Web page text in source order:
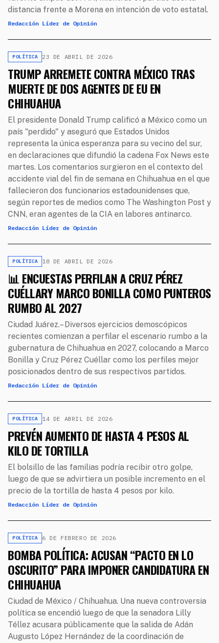
distancia frente a Morena en intención de voto estatal.
Redacción Líder de Opinión
POLÍTICA 23 DE ABRIL DE 2026
TRUMP ARREMETE CONTRA MÉXICO TRAS
MUERTE DE DOS AGENTES DE EU EN
CHIHUAHUA
El presidente Donald Trump calificó a México como un
país "perdido" y aseguró que Estados Unidos
representa la única esperanza para su vecino del sur,
en declaraciones que difundió la cadena Fox News este
martes. Los comentarios surgieron en el contexto del
accidente vial del fin de semana en Chihuahua en el que
fallecieron dos funcionarios estadounidenses que,
según reportes de medios como The Washington Post y
CNN, eran agentes de la CIA en labores antinarco.
Redacción Líder de Opinión
POLÍTICA 18 DE ABRIL DE 2026
📊 ENCUESTAS PERFILAN A CRUZ PÉREZ
CUÉLLARY MARCO BONILLA COMO PUNTEROS
RUMBO AL 2027
Ciudad Juárez.– Diversos ejercicios demoscópicos
recientes comienzan a perfilar el escenario rumbo a la
gubernatura de Chihuahua en 2027, colocando a Marco
Bonilla y Cruz Pérez Cuéllar como los perfiles mejor
posicionados dentro de sus respectivos partidos.
Redacción Líder de Opinión
POLÍTICA 14 DE ABRIL DE 2026
PREVÉN AUMENTO DE HASTA 4 PESOS AL
KILO DE TORTILLA
El bolsillo de las familias podría recibir otro golpe,
luego de que se advirtiera un posible incremento en el
precio de la tortilla de hasta 4 pesos por kilo.
Redacción Líder de Opinión
POLÍTICA 6 DE FEBRERO DE 2026
BOMBA POLÍTICA: ACUSAN “PACTO EN LO
OSCURITO” PARA IMPONER CANDIDATURA EN
CHIHUAHUA
Ciudad de México / Chihuahua. Una nueva controversia
política se encendió luego de que la senadora Lilly
Téllez acusara públicamente que la salida de Adán
Augusto López Hernández de la coordinación de